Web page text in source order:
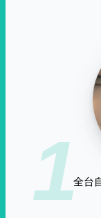
1全台